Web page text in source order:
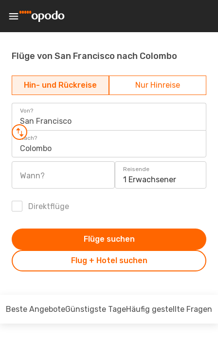
Flüge von San Francisco nach Colombo
Hin- und Rückreise Nur Hinreise
Von?
San Francisco
Nach?
Colombo
Wann?
Reisende
1 Erwachsener
Direktflüge
Flug + Hotel suchen
Flüge suchen
Beste AngeboteGünstigste TageHäufig gestellte Fragen